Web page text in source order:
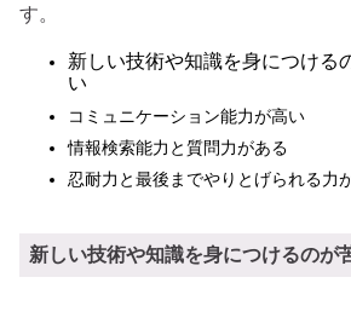
す。
新しい技術や知識を身につける
い
コミュニケーション能力が高い
情報検索能力と質問力がある
忍耐力と最後までやりとげられる力
新しい技術や知識を身につけるのが